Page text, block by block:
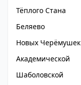
Тёплого Стана
Беляево
Новых Черёмушек
Академической
Шаболовской